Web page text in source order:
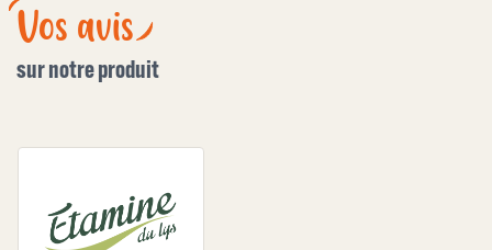
Vos avis
sur notre produit